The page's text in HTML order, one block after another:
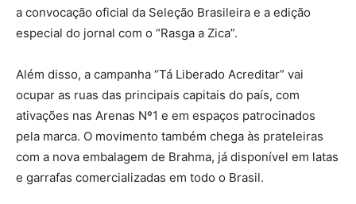
a convocação oficial da Seleção Brasileira e a edição
especial do jornal com o “Rasga a Zica”.
Além disso, a campanha “Tá Liberado Acreditar” vai
ocupar as ruas das principais capitais do país, com
ativações nas Arenas Nº1 e em espaços patrocinados
pela marca. O movimento também chega às prateleiras
com a nova embalagem de Brahma, já disponível em latas
e garrafas comercializadas em todo o Brasil.